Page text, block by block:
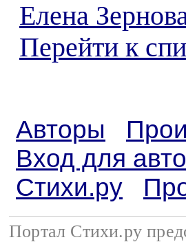
Елена
Перейти к
Авторы
Вход для
Стихи.ру
Портал Стихи.ру